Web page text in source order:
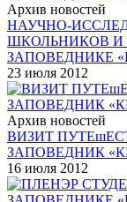
Архив новостей
НАУЧНО-
ШКОЛЬНИКОВ И
ЗАПОВЕДНИКЕ
23 июля 2012
Архив новостей
ВИЗИТ
ЗАПОВЕДНИК
16 июля 2012